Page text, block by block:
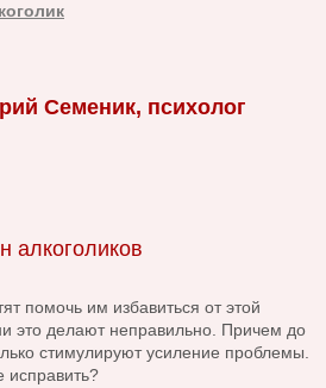
Семеник, психолог
алкоголиков
помочь им избавиться от этой
это делают неправильно. Причем до
стимулируют усиление проблемы.
исправить?